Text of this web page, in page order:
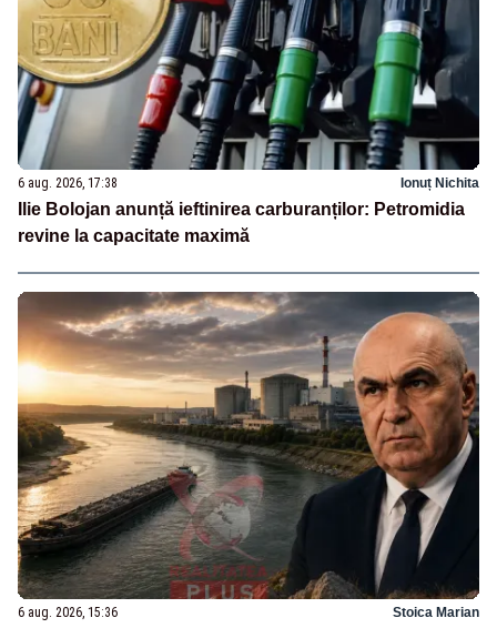
6 aug. 2026, 17:38 Ionuț Nichita
Ilie Bolojan anunță ieftinirea carburanților: Petromidia
revine la capacitate maximă
6 aug. 2026, 15:36 Stoica Marian